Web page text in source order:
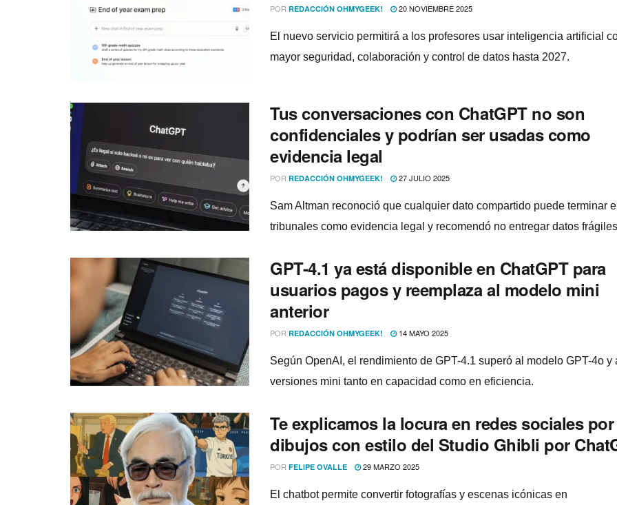
POR REDACCIÓN OHMYGEEK! 20 NOVIEMBRE 2025
El nuevo servicio permitirá a los profesores usar inteligencia artificial
mayor seguridad, colaboración y control de datos hasta 2027.
Tus conversaciones con ChatGPT no son
confidenciales y podrían ser usadas como
evidencia legal
POR REDACCIÓN OHMYGEEK! 27 JULIO 2025
Sam Altman reconoció que cualquier dato compartido puede terminar
tribunales como evidencia legal y recomendó no entregar datos
GPT-4.1 ya está disponible en ChatGPT para
usuarios pagos y reemplaza al modelo mini
anterior
POR REDACCIÓN OHMYGEEK! 14 MAYO 2025
Según OpenAI, el rendimiento de GPT-4.1 superó al modelo GPT-4o y
versiones mini tanto en capacidad como en eficiencia.
Te explicamos la locura en redes sociales
dibujos con estilo del Studio Ghibli por
POR FELIPE OVALLE 29 MARZO 2025
El chatbot permite convertir fotografías y escenas icónicas en